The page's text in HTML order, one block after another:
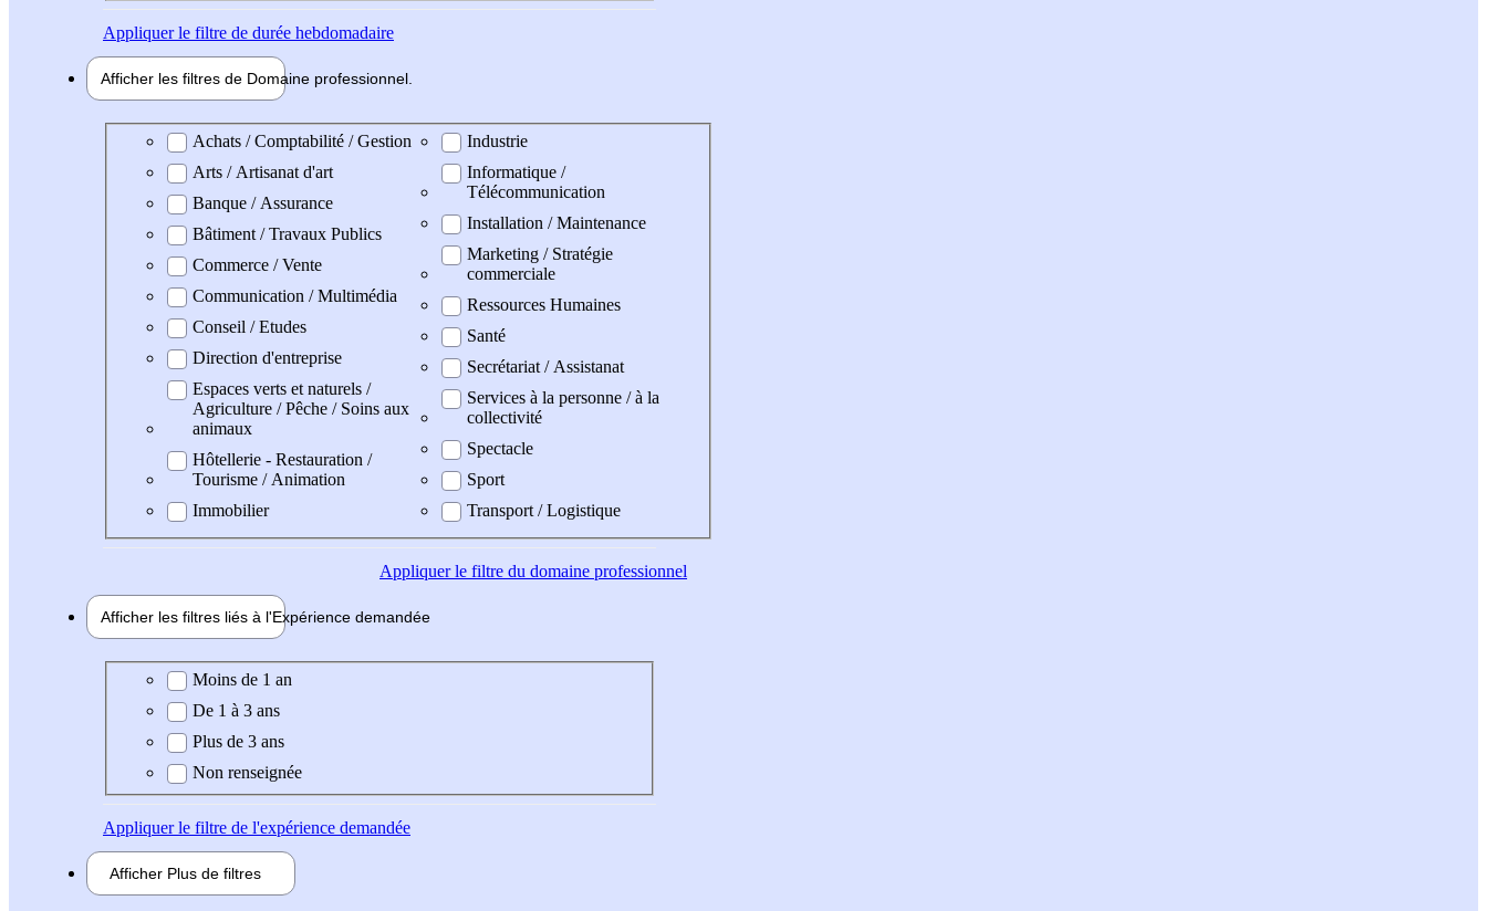
Appliquerle filtre de durée hebdomadaire
Afficher les filtres de Domaine professionnel
Domaine professionel
Achats / Comptabilité / Gestion
Arts / Artisanat d'art
Banque / Assurance
Bâtiment / Travaux Publics
Commerce / Vente
Communication / Multimédia
Conseil / Etudes
Direction d'entreprise
Espaces verts et naturels /
Agriculture / Pêche / Soins aux
animaux
Hôtellerie - Restauration /
Tourisme / Animation
Immobilier
Industrie
Informatique /
Télécommunication
Installation / Maintenance
Marketing / Stratégie
commerciale
Ressources Humaines
Santé
Secrétariat / Assistanat
Services à la personne / à la
collectivité
Spectacle
Sport
Transport / Logistique
Appliquerle filtre du domaine professionnel
Afficher les filtres liés à l'Expérience demandée
Expérience demandée
Moins de 1 an
De 1 à 3 ans
Plus de 3 ans
Non renseignée
Appliquerle filtre de l'expérience demandée
Afficher Plus de filtres